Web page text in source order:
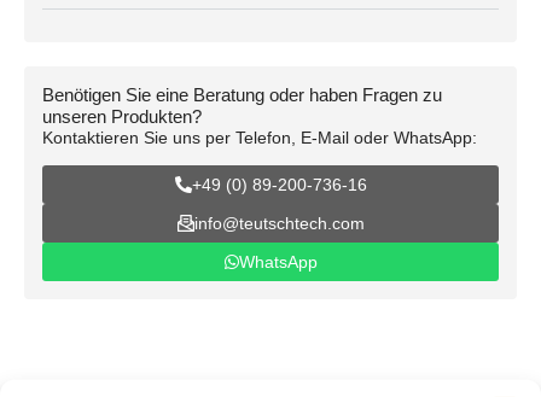
Benötigen Sie eine Beratung oder haben Fragen zu
unseren Produkten?
Kontaktieren Sie uns per Telefon, E-Mail oder WhatsApp:
+49 (0) 89-200-736-16
info@teutschtech.com
WhatsApp